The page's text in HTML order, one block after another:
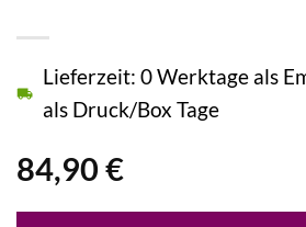
84,90 €
Lieferzeit: 0 Werktage als
als Druck/Box Tage